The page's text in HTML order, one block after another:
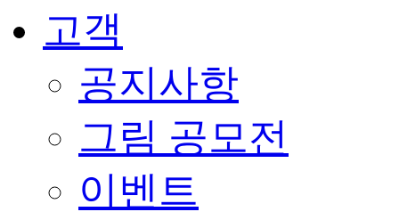
고객
공지사항
그림 공모전
이벤트